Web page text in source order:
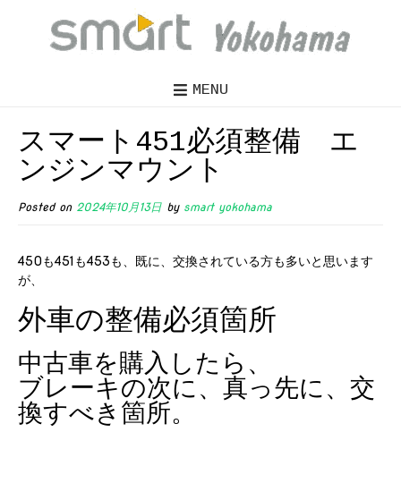
MENU
スマート451必須整備 エ
ンジンマウント
Posted on 2024年10月13日 by smart yokohama
450も451も453も、既に、交換されている方も多いと思います
が、
外車の整備必須箇所
中古車を購入したら、
ブレーキの次に、真っ先に、交
換すべき箇所。